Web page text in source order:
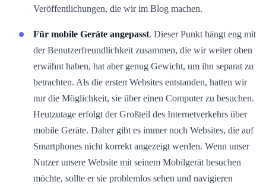
Veröffentlichungen, die wir im Blog machen.
Für mobile Geräte angepasst. Dieser Punkt hängt eng mit
der Benutzerfreundlichkeit zusammen, die wir weiter oben
erwähnt haben, hat aber genug Gewicht, um ihn separat zu
betrachten. Als die ersten Websites entstanden, hatten wir
nur die Möglichkeit, sie über einen Computer zu besuchen.
Heutzutage erfolgt der Großteil des Internetverkehrs über
mobile Geräte. Daher gibt es immer noch Websites, die auf
Smartphones nicht korrekt angezeigt werden. Wenn unser
Nutzer unsere Website mit seinem Mobilgerät besuchen
möchte, sollte er sie problemlos sehen und navigieren